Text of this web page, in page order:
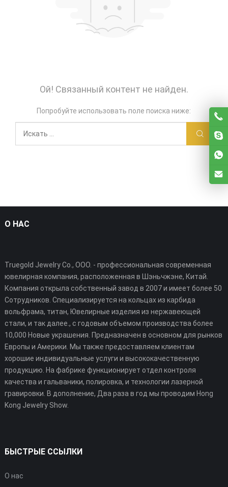
Ой! Связанный контент не найден.
Попробуйте использовать поле поиска ниже:
О НАС
Truegold Jewelry Co., ООО. - профессиональная современная
ювелирная компания, расположенная в Шэньчжэне, Китай.
Компания открыла собственный завод в 2007 и имеет более 50
Сотрудников. Специализируется на кольцах из карбида
вольфрама, титан, Ювелирные изделия из нержавеющей
стали, и так далее., с годовым объемом производства более
10,000 Новые украшения. Предназначен в основном для рынков
Европы и Америки. Мы также предоставляем клиентам
хорошие индивидуальные услуги и высококачественную
продукцию. На фабрике функционирует отдел контроля
качества и гальваники, полировка, и технологии лазерной
гравировки. В дополнение, Два раза в год мы проводим Hong
Kong Jewelry Show.
БЫСТРЫЕ ССЫЛКИ
О нас